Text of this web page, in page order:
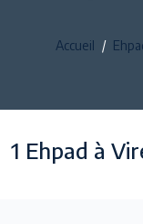
Accueil
1 Ehpad à